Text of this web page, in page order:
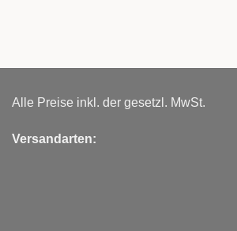
Alle Preise inkl. der gesetzl. MwSt.
Versandarten: